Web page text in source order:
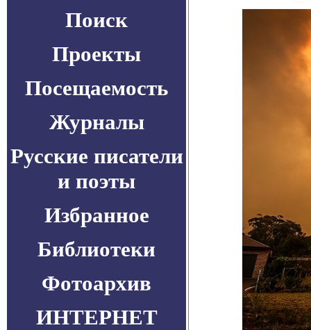
Поиск
Проекты
Посещаемость
Журналы
Русские писатели
и поэты
Избранное
Библиотеки
Фотоархив
ИНТЕРНЕТ